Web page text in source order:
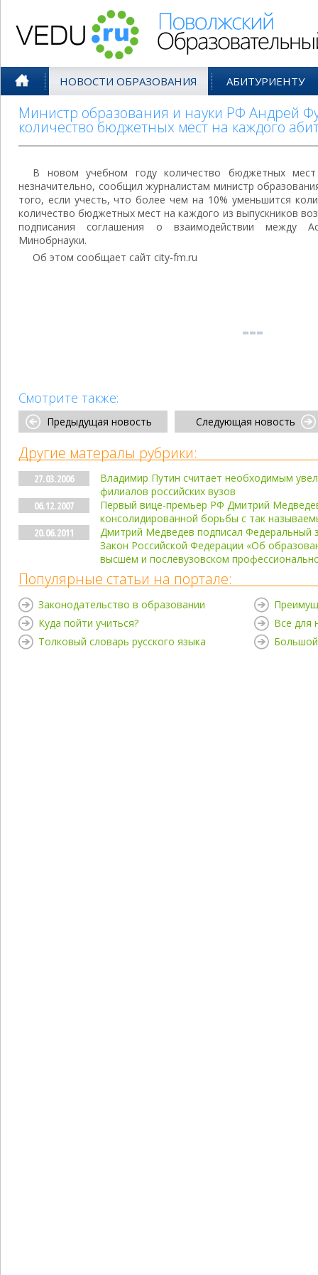
НОВОСТИ ОБРАЗОВАНИЯ АБИТУРИЕНТУ
Министр образования и науки РФ Андрей
количество бюджетных мест на каждого
В новом учебном году количество бюджетных мест
незначительно, сообщил журналистам министр
того, если учесть, что более чем на 10% уменьшится
количество бюджетных мест на каждого из выпускников
подписания соглашения о взаимодействии между
Минобрнауки.
Об этом сообщает сайт city-fm.ru
Смотрите также:
Предыдущая новость Следующая новость
Другие матералы рубрики:
27.03.2006
Владимир Путин считает необходимым
филиалов российских вузов
06.12.2007
Первый вице-премьер РФ Дмитрий
консолидированной борьбы с так
20.06.2011
Дмитрий Медведев подписал Федеральный
Закон Российской Федерации «Об
высшем и послевузовском
Популярные статьи на портале:
Законодательство в образовании
Куда пойти учиться?
Толковый словарь русского языка
Все для
Большой